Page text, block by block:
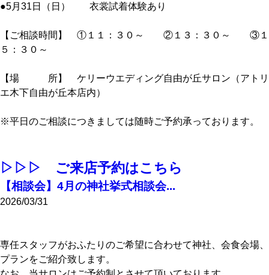
●5月31日（日） 衣裳試着体験あり
【ご相談時間】 ①１１：３０～ ②１３：３０～ ③１
５：３０～
【場 所】 ケリーウエディング自由が丘サロン（アトリ
エ木下自由が丘本店内）
※平日のご相談につきましては随時ご予約承っております。
▷▷▷ ご来店予約はこちら
【相談会】4月の神社挙式相談会...
2026/03/31
専任スタッフがおふたりのご希望に合わせて神社、会食会場、
プランをご紹介致します。